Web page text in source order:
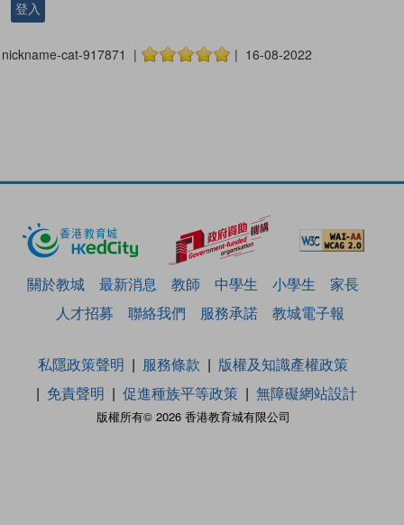
登入
nickname-cat-917871 | | 16-08-2022
關於教城 最新消息 教師 中學生 小學生
家長
人才招募
聯絡我們 服務承諾 教城電子報
版權所有© 2026 香港教育城有限公司
私隱政策聲明 服務條款
版權及知識產權政策
免責聲明
促進種族平等政策 無障礙網站設計